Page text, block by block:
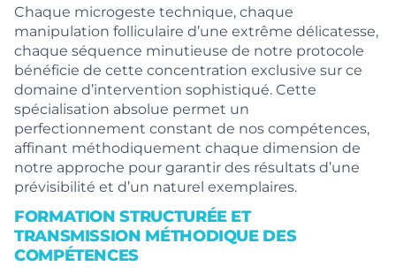
Chaque microgeste technique, chaque
manipulation folliculaire d’une extrême délicatesse,
chaque séquence minutieuse de notre protocole
bénéficie de cette concentration exclusive sur ce
domaine d’intervention sophistiqué. Cette
spécialisation absolue permet un
perfectionnement constant de nos compétences,
affinant méthodiquement chaque dimension de
notre approche pour garantir des résultats d’une
prévisibilité et d’un naturel exemplaires.
FORMATION STRUCTURÉE ET
TRANSMISSION MÉTHODIQUE DES
COMPÉTENCES